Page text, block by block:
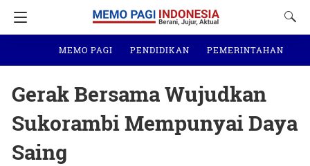
MEMO PAGI PENDIDIKAN PEMERINTAHAN
Gerak Bersama Wujudkan
Sukorambi Mempunyai Daya
Saing